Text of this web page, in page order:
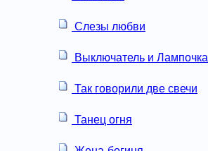
Слезы любви
Выключатель и Лампочка
Так говорили две свечи
Танец огня